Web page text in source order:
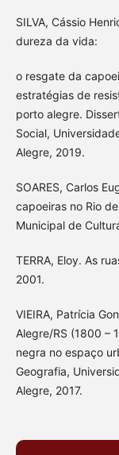
SILVA, Cássio
dureza da vida:
o resgate da
estratégias de
porto alegre.
Social,
Alegre, 2019.
SOARES, Carlos
capoeiras no Rio
Municipal de
TERRA, Eloy. As
2001.
VIEIRA, Patrícia
Alegre/RS (1800 –
negra no espaço
Geografia,
Alegre, 2017.